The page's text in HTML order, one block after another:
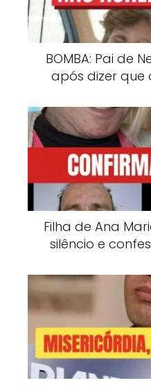
BOMBA: Pai de
após dizer que
Filha de Ana
silêncio e